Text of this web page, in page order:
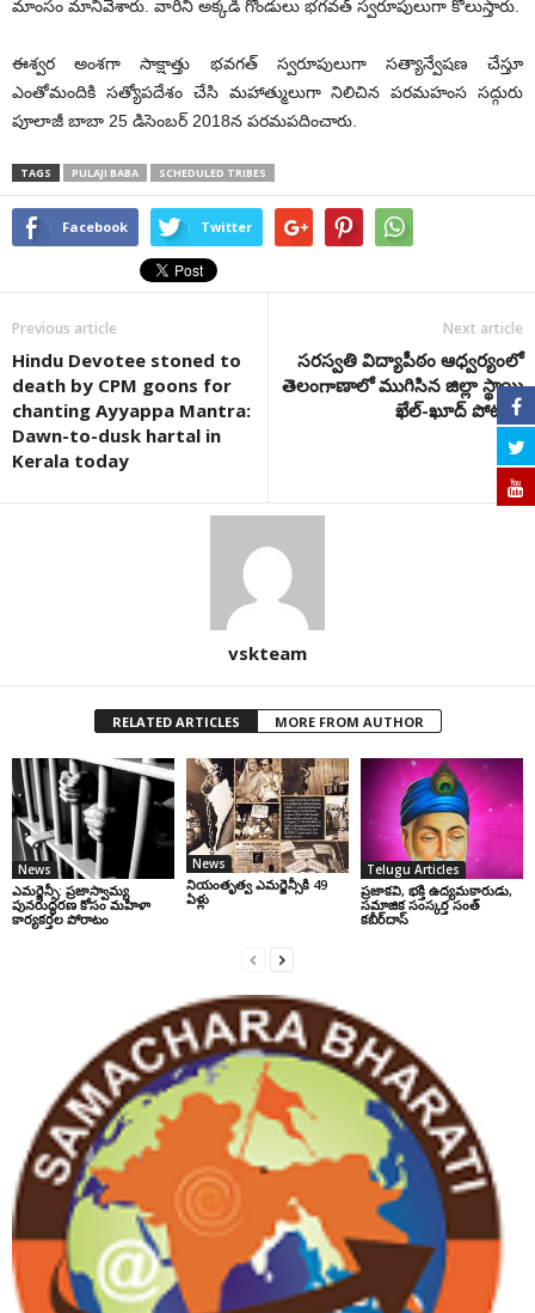
మాంసం మానివేశారు. వారిని అక్కడి గోండులు భగవత్‌ స్వరూపులుగా కొలుస్తారు.
ఈశ్వర అంశగా సాక్షాత్తు భవగత్‌ స్వరూపులుగా సత్యాన్వేషణ చేస్తూ
ఎంతోమందికి సత్యోపదేశం చేసి మహాత్ములుగా నిలిచిన పరమహంస సద్గురు
పూలాజీ బాబా 25 డిసెంబర్ 2018న పరమపదించారు.
TAGS PULAJI BABA SCHEDULED TRIBES
Facebook Twitter
Previous article
Hindu Devotee stoned to
death by CPM goons for
chanting Ayyappa Mantra:
Dawn-to-dusk hartal in
Kerala today
Next article
సరస్వతి విద్యాపీఠం ఆధ్వర్యంలో
తెలంగాణాలో ముగిసిన జిల్లా స్థాయి
ఖేల్-ఖూద్ పోటీలు
vskteam
RELATED ARTICLES MORE FROM AUTHOR
News
ఎమర్జెన్సీ: ప్రజాస్వామ్య
పునరుద్ధరణ కోసం మహిళా
కార్యకర్తల పోరాటం
News
నియంతృత్వ ఎమర్జెన్సీకి 49
ఏళ్లు
Telugu Articles
ప్రజాకవి, భక్తి ఉద్యమకారుడు,
సమాజిక సంస్కర్త సంత్‌
కబీర్‌దాస్‌